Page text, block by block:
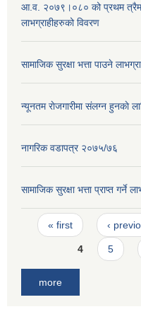
आ.व. २०७९।०८० को प्रथम
लाभग्राहीहरुको विवरण
सामाजिक सुरक्षा भत्ता पाउने
न्यूनतम राेजगारीमा संलग्न हुनकाे
नागरिक वडापत्र २०७५/७६
सामाजिक सुरक्षा भत्ता प्राप्त गर्ने
Pages
« first ‹
4 5
more